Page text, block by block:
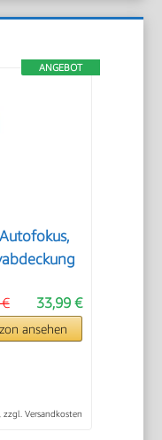
ANGEBOT
33,99 €
ansehen
zzgl. Versandkosten